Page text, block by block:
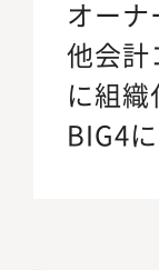
オー
他会計
に組
BIG4